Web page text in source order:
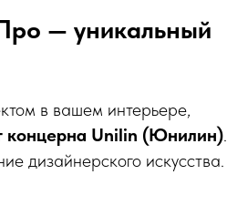
— уникальный
в вашем интерьере,
концерна Unilin (Юнилин).
дизайнерского искусства.